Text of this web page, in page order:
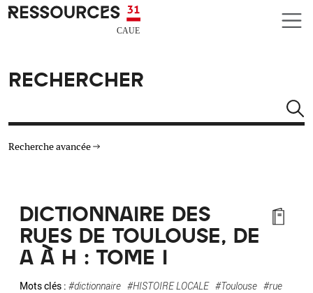
Aller au contenu principal
CAUE RESSOURCES 31
RECHERCHER
Recherche avancée
TYPE DE RESSOURCES
MATÉRIAUX
DICTIONNAIRE DES
RUES DE TOULOUSE, DE
A À H : TOME I
Mots clés : #dictionnaire #HISTOIRE LOCALE #Toulouse #rue